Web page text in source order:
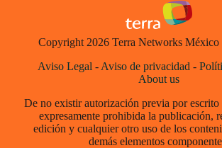
Copyright 2026 Terra Networks México
Aviso Legal - Aviso de privacidad -
About us
De no existir autorización previa por escrito
expresamente prohibida la publicación,
edición y cualquier otro uso de los
demás elementos